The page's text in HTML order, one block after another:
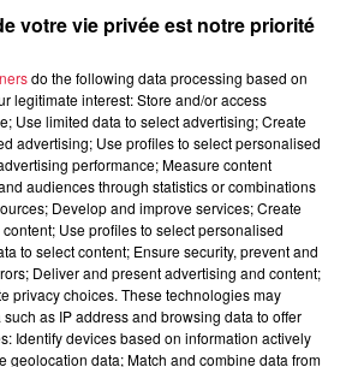
La Minute Sport du Bas-
Rhin - vendredi 7 mars
La minute sport en Alsace avec
Top Music
votre vie privée est notre priorité
do the following data processing based on
legitimate interest: Store and/or access
Use limited data to select advertising; Create
advertising; Use profiles to select personalised
performance; Measure content
audiences through statistics or combinations
Develop and improve services; Create
Use profiles to select personalised
to select content; Ensure security, prevent and
Deliver and present advertising and content;
privacy choices. These technologies may
as IP address and browsing data to offer
Identify devices based on information actively
geolocation data; Match and combine data from